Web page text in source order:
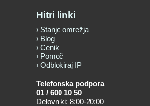
Hitri linki
Stanje omrežja
Blog
Cenik
Pomoč
Odblokiraj IP
Telefonska podpora
01 / 600 10 50
Delovniki: 8:00-20:00